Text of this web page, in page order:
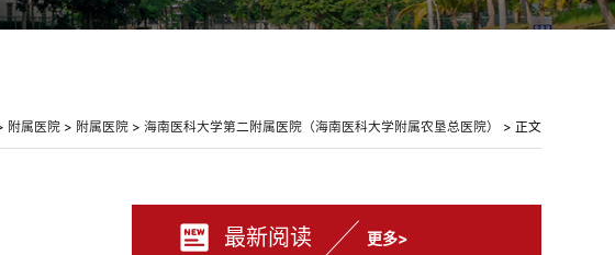
附属医院> 附属医院> 海南医科大学第二附属医院（海南医科大学附属农垦总医院） > 正文
最新阅读 更多>